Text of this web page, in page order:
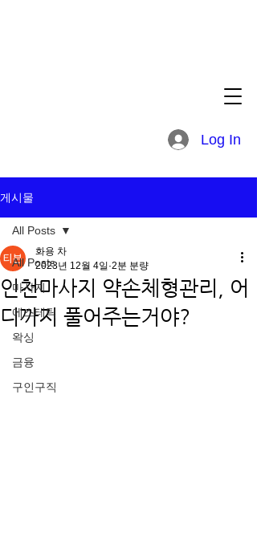
Log In
게시물
All Posts
마사지
에스테틱
왁싱
금융
구인구직
All Posts
인천마사지 약손체형관리, 어
디까지 풀어주는거야?
화용 차
2023년 12월 4일 2분 분량